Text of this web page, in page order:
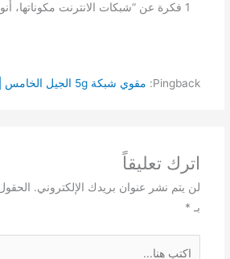
1 فكرة عن “شبكات الانترنت مكوناتها، أنواعها ومميزاتها”
Pingback: مقوي شبكة 5g الجيل الخامس | أمن المباني
اترك تعليقاً
لن يتم نشر عنوان بريدك الإلكتروني.
بـ *